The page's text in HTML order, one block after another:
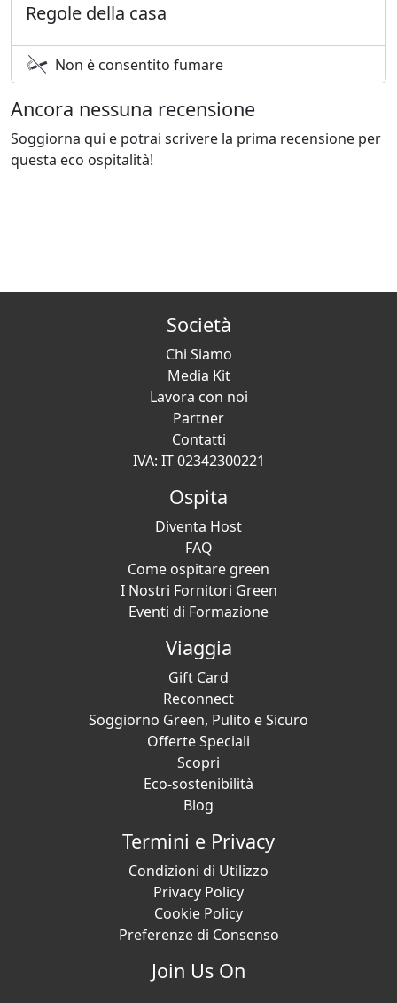
Regole della casa
Non è consentito fumare
Ancora nessuna recensione
Soggiorna qui e potrai scrivere la prima recensione per
questa eco ospitalità!
Società
Chi Siamo
Media Kit
Lavora con noi
Partner
Contatti
IVA: IT 02342300221
Ospita
Diventa Host
FAQ
Come ospitare green
I Nostri Fornitori Green
Eventi di Formazione
Viaggia
Gift Card
Reconnect
Soggiorno Green, Pulito e Sicuro
Offerte Speciali
Scopri
Eco-sostenibilità
Blog
Termini e Privacy
Condizioni di Utilizzo
Privacy Policy
Cookie Policy
Preferenze di Consenso
Join Us On